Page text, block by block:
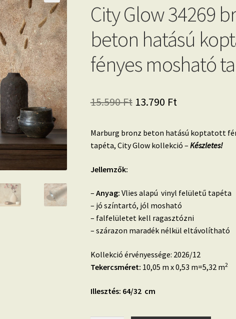
City Glow 34269
beton hatású
fényes mosható
15.590Ft Original
was:
13.790 FtCurrent
is:
Marburg bronz beton hatású koptatott
tapéta, City Glow kollekció – Készletes!
Jellemzők:
– Anyag: Vlies alapú vinyl felületű tapéta
– jó színtartó, jól mosható
– falfelületet kell ragasztózni
– szárazon maradék nélkül eltávolítható
Kollekció érvényessége: 2026/12
Tekercsméret: 10,05 m x 0,53 m=5,32 m2
Illesztés: 64/32 cm